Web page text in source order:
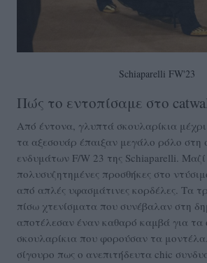
Schiaparelli FW'23
Πώς το εντοπίσαμε στο
Από έντονα, γλυπτά σκουλαρίκια
τα αξεσουάρ έπαιξαν μεγάλο ρόλο στη
ενδυμάτων F/W 23 της Schiaparelli. Μαζί
πολυσυζητημένες προσθήκες στο
από απλές υφασμάτινες κορδέλες. Τα
πίσω χτενίσματα που συνέβαλαν στη
αποτέλεσαν έναν καθαρό καμβά για τα
σκουλαρίκια που φορούσαν τα
σίγουρο πως ο ανεπιτήδευτα chic